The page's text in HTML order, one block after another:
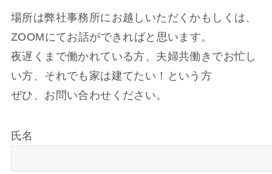
場所は弊社事務所にお越しいただくかもしくは、
ZOOMにてお話ができればと思います。
夜遅くまで働かれている方、夫婦共働きでお忙し
い方、それでも家は建てたい！という方
ぜひ、お問い合わせください。
氏名